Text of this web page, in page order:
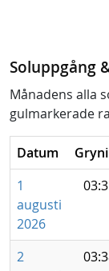
Soluppgång
Månadens alla
gulmarkerade
Datum
1
augusti
2026
2